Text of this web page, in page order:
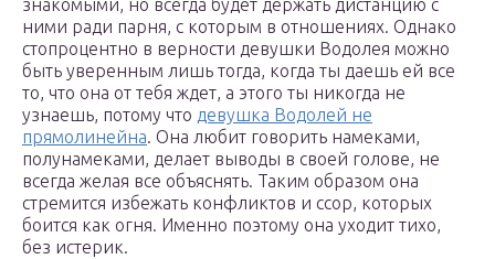
знакомыми, но всегда будет держать дистанцию с
ними ради парня, с которым в отношениях. Однако
стопроцентно в верности девушки Водолея можно
быть уверенным лишь тогда, когда ты даешь ей все
то, что она от тебя ждет, а этого ты никогда не
узнаешь, потому что девушка Водолей не
прямолинейна. Она любит говорить намеками,
полунамеками, делает выводы в своей голове, не
всегда желая все объяснять. Таким образом она
стремится избежать конфликтов и ссор, которых
боится как огня. Именно поэтому она уходит тихо,
без истерик.